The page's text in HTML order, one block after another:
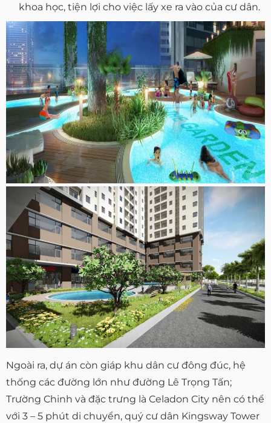
khoa học, tiện lợi cho việc lấy xe ra vào của cư dân.
Ngoài ra, dự án còn giáp khu dân cư đông đúc, hệ
thống các đường lớn như đường Lê Trọng Tấn;
Trường Chinh và đặc trưng là Celadon City nên có thể
với 3 – 5 phút di chuyển, quý cư dân Kingsway Tower